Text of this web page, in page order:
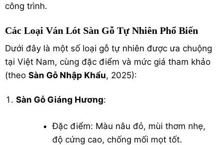
công trình.
Các Loại Ván Lót Sàn Gỗ Tự Nhiên Phổ Biến
Dưới đây là một số loại gỗ tự nhiên được ưa chuộng
tại Việt Nam, cùng đặc điểm và mức giá tham khảo
(theo Sàn Gỗ Nhập Khẩu, 2025):
Sàn Gỗ Giáng Hương:
Đặc điểm: Màu nâu đỏ, mùi thơm nhẹ,
độ cứng cao, chống mối mọt tốt.